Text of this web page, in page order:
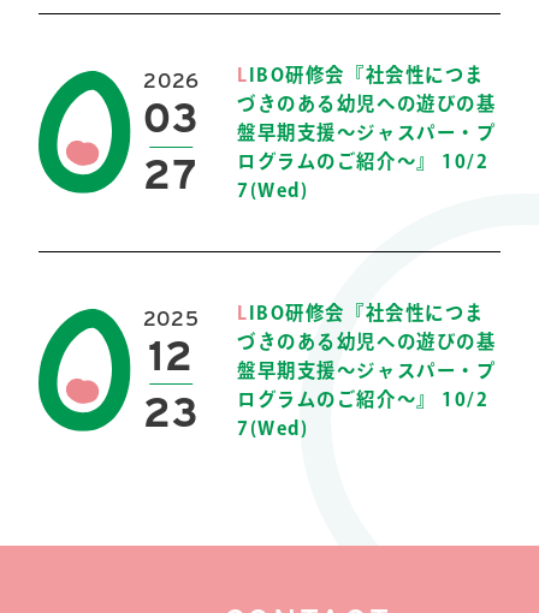
2026
03
27
L IBO研修会『社会性につま
づきのある幼児への遊びの基
盤早期支援～ジャスパー・プ
ログラムのご紹介～』 10/2
7(Wed)
2025
12
23
IBO研修会『社会性につま
づきのある幼児への遊びの基
盤早期支援～ジャスパー・プ
ログラムのご紹介～』 10/2
7(Wed)